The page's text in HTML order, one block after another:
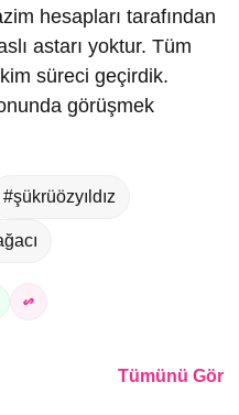
hesapları tarafından
astarı yoktur. Tüm
süreci geçirdik.
görüşmek
#şükrüözyıldız
Tümünü Gör